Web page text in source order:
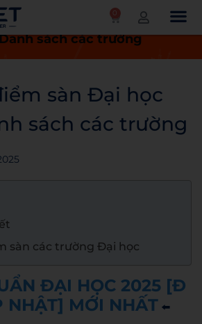
0
tức
Công bố điểm sàn
sách các trường
sàn Đại học
sách các trường
sàn các trường Đại học
ĐẠI HỌC 2025 [Đ
NHẬT] MỚI NHẤT ⬅️